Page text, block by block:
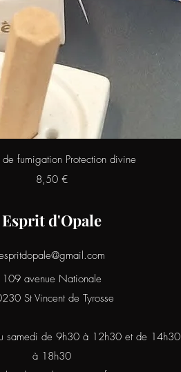
Aperçu rapide
de fumigation Protection divine
Prix
8,50 €
Esprit d'Opale
109 avenue Nationale
St Vincent de Tyrosse
samedi de 9h30 à 12h30 et de 14h30
à 18h30